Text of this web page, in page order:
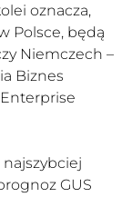
oznacza,
Polsce, będą
Niemczech –
Biznes
GUS